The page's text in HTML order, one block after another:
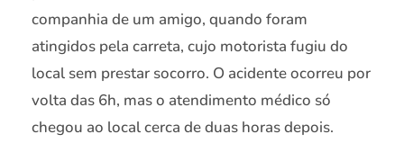
companhia de um amigo, quando foram
atingidos pela carreta, cujo motorista fugiu do
local sem prestar socorro. O acidente ocorreu por
volta das 6h, mas o atendimento médico só
chegou ao local cerca de duas horas depois.